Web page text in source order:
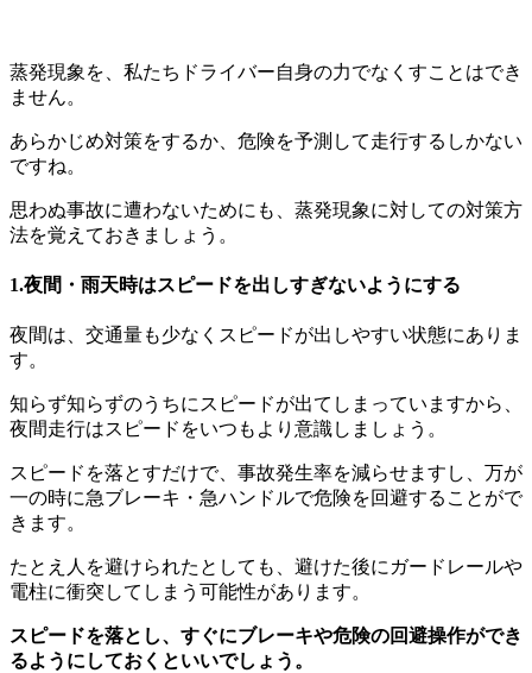
蒸発現象を、私たちドライバー自身の力でなくすことはでき
ません。
あらかじめ対策をするか、危険を予測して走行するしかない
ですね。
思わぬ事故に遭わないためにも、蒸発現象に対しての対策方
法を覚えておきましょう。
1.夜間・雨天時はスピードを出しすぎないようにする
夜間は、交通量も少なくスピードが出しやすい状態にありま
す。
知らず知らずのうちにスピードが出てしまっていますから、
夜間走行はスピードをいつもより意識しましょう。
スピードを落とすだけで、事故発生率を減らせますし、万が
一の時に急ブレーキ・急ハンドルで危険を回避することがで
きます。
たとえ人を避けられたとしても、避けた後にガードレールや
電柱に衝突してしまう可能性があります。
スピードを落とし、すぐにブレーキや危険の回避操作ができ
るようにしておくといいでしょう。